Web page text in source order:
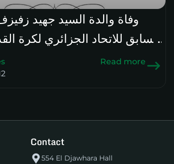
وفاة والدة السيد جهيد
السابق للاتحاد الجزائري لكرة
رئيس
Read more
Contact
554 El Djawhara Hall